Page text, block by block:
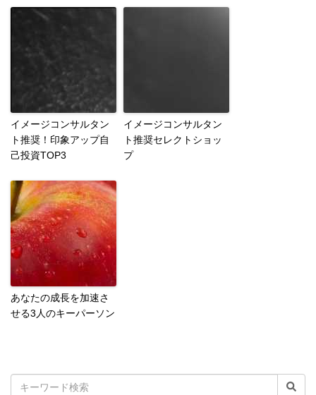
イメージコンサルタン
ト推奨！印象アップ自
己投資TOP3
イメージコンサルタン
ト推奨セレクトショッ
プ
あなたの成長を加速さ
せる3人のキーパーソン